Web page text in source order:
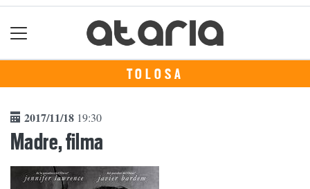
TOLOSA
2017/11/18 19:30
Madre, filma